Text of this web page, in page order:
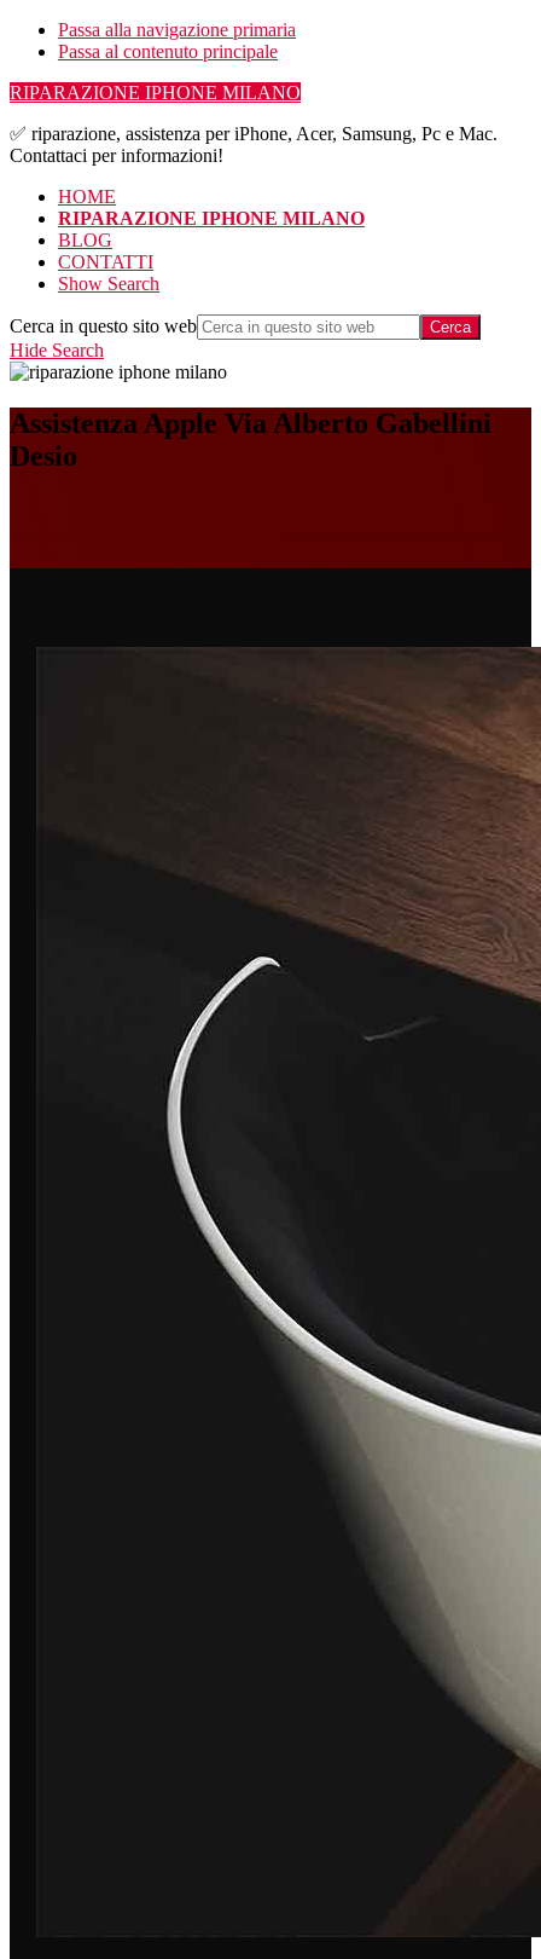
Passa alla navigazione primaria
Passa al contenuto principale
RIPARAZIONE IPHONE MILANO
✅ riparazione, assistenza per iPhone, Acer, Samsung, Pc e Mac.
Contattaci per informazioni!
HOME
RIPARAZIONE IPHONE MILANO
BLOG
CONTATTI
Show Search
Cerca in questo sito web
Hide Search
Assistenza Apple Via Alberto Gabellini
Desio